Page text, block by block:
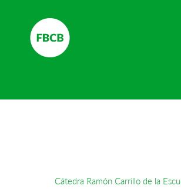
Cátedra Ramón Carrillo de la